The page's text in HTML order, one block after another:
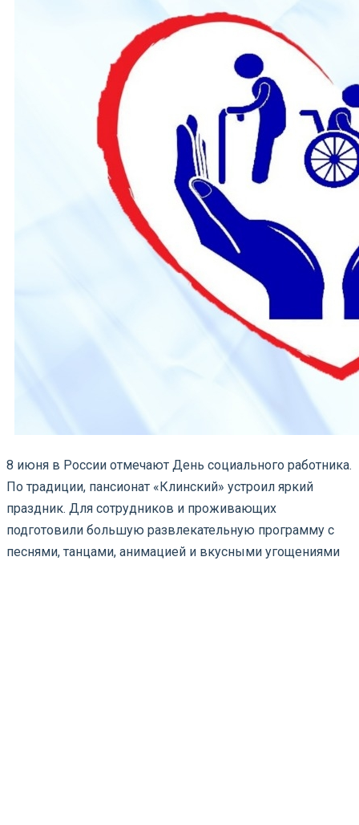
8 июня в России отмечают День социального работника.
По традиции, пансионат «Клинский» устроил яркий
праздник. Для сотрудников и проживающих
подготовили большую развлекательную программу с
песнями, танцами, анимацией и вкусными угощениями